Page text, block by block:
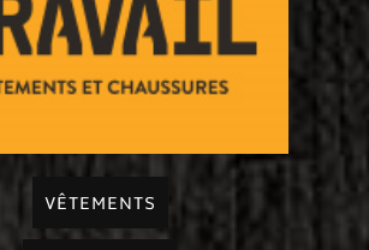
VÊTEMENTS